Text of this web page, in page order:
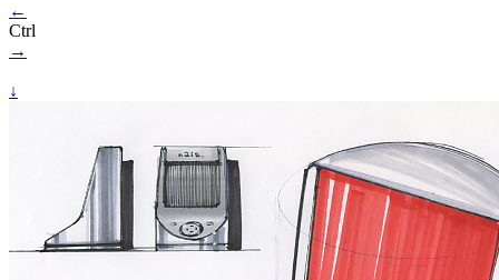
←
Ctrl
→
↓